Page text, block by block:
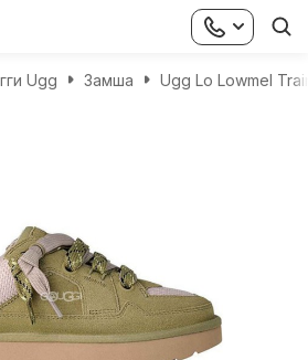
Ugg Замша Ugg Lo Lowmel